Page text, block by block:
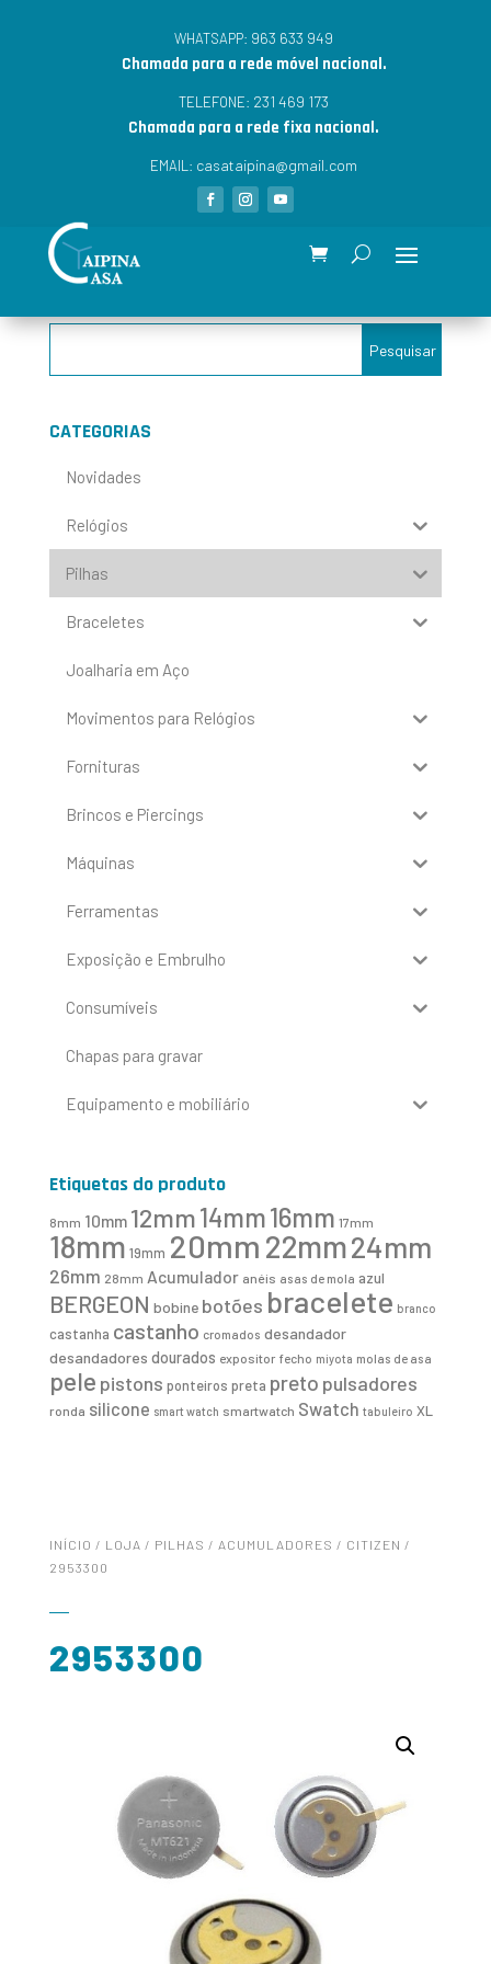
WHATSAPP: 963 633 949
Chamada para a rede móvel nacional.
TELEFONE: 231 469 173
Chamada para a rede fixa nacional.
EMAIL: casataipina@gmail.com
CATEGORIAS
Novidades
Relógios
Pilhas
Braceletes
Joalharia em Aço
Movimentos para Relógios
Fornituras
Brincos e Piercings
Máquinas
Ferramentas
Exposição e Embrulho
Consumíveis
Chapas para gravar
Equipamento e mobiliário
Etiquetas do produto
8mm 10mm 12mm14mm16mm 17mm
18mm 19mm 20mm 22mm24mm
26mm 28mm Acumulador anéis asas de mola azul
BERGEON bobine botões bracelete branco
castanha castanho cromados desandador
desandadores dourados expositor fecho miyota molas de asa
pele pistons ponteiros preta preto pulsadores
ronda silicone smart watch smartwatch Swatch tabuleiro XL
INÍCIO / LOJA / PILHAS / ACUMULADORES / CITIZEN /
2953300
2953300